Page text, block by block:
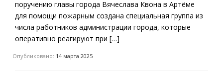
поручению главы города Вячеслава Квона в Артёме
для помощи пожарным создана специальная группа из
числа работников администрации города, которые
оперативно реагируют при […]
Опубликовано: 14 марта 2025